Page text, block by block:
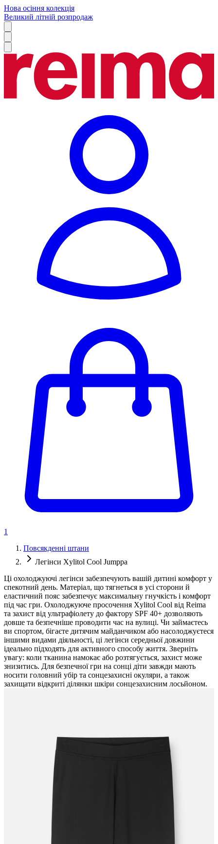
Нова осіння колекція
Великий літній розпродаж
1
Повсякденні штани
Легінси Xylitol Cool Jumppa
Ці охолоджуючі легінси забезпечують вашій дитині комфорт у
спекотний день. Матеріал, що тягнеться в усі сторони й
еластичний пояс забезпечує максимальну гнучкість і комфорт
під час гри. Охолоджуюче просочення Xylitol Cool від Reima
та захист від ультрафіолету до фактору SPF 40+ дозволяють
довше та безпечніше проводити час на вулиці. Чи займаєтесь
ви спортом, бігаєте дитячим майданчиком або насолоджуєтеся
іншими видами діяльності, ці легінси середньої довжини
ідеально підходять для активного способу життя. Зверніть
увагу: коли тканина намокає або розтягується, захист може
знизитись. Для безпечної гри на сонці діти завжди мають
носити головний убір та сонцезахисні окуляри, а також
захищати відкриті ділянки шкіри сонцезахисним лосьйоном.